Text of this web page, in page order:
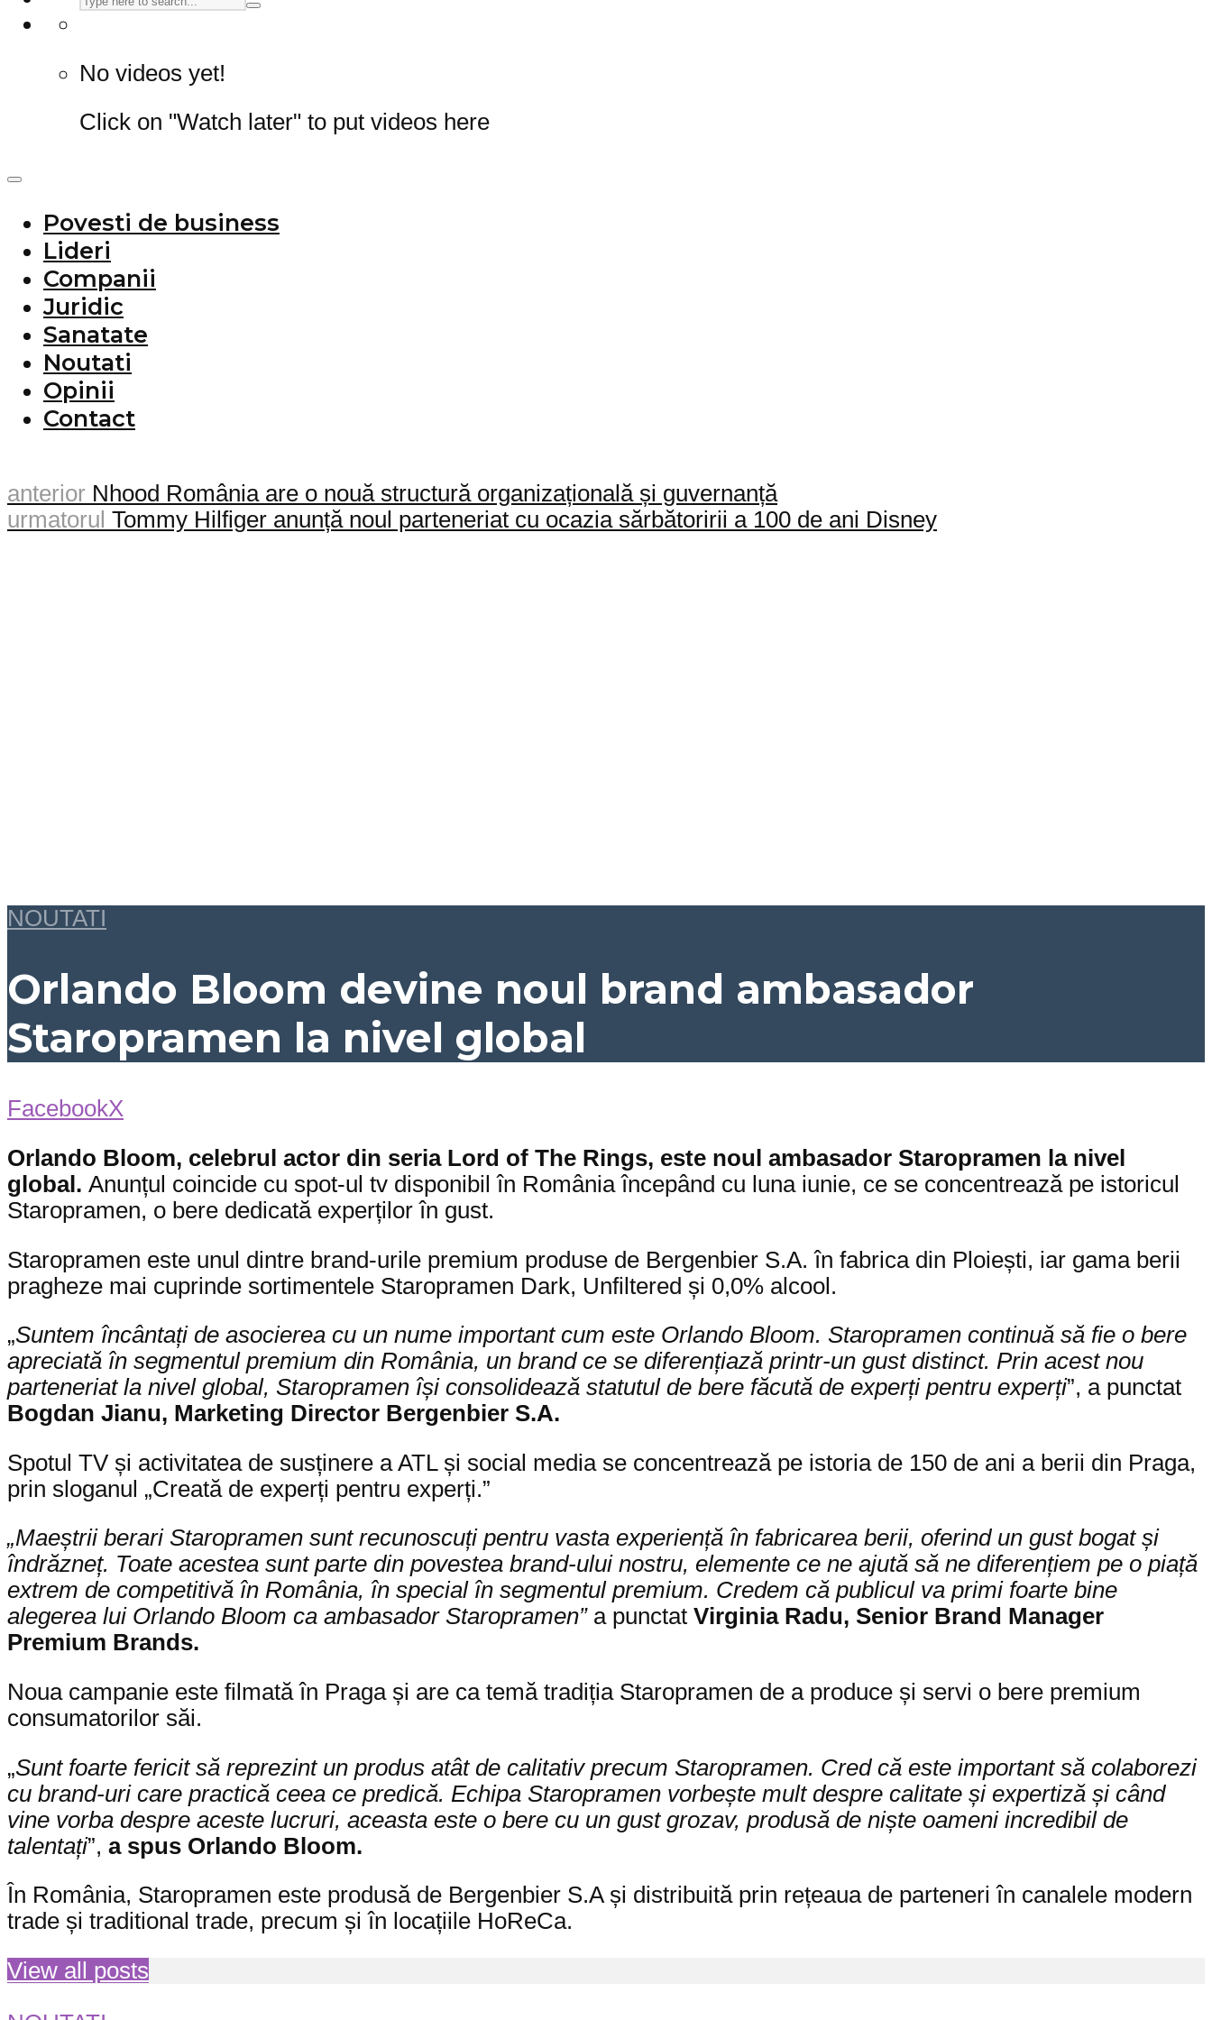
No videos yet!
Click on "Watch later" to put videos here
Povesti de business
Lideri
Companii
Juridic
Sanatate
Noutati
Opinii
Contact
anterior Nhood România are o nouă structură organizațională și guvernanță
urmatorul Tommy Hilfiger anunță noul parteneriat cu ocazia sărbătoririi a 100 de ani Disney
NOUTATI
Orlando Bloom devine noul brand ambasador
Staropramen la nivel global
FacebookX
Orlando Bloom, celebrul actor din seria Lord of The Rings, este noul ambasador Staropramen la nivel
global. Anunțul coincide cu spot-ul tv disponibil în România începând cu luna iunie, ce se concentrează pe istoricul
Staropramen, o bere dedicată experților în gust.
Staropramen este unul dintre brand-urile premium produse de Bergenbier S.A. în fabrica din Ploiești, iar gama berii
pragheze mai cuprinde sortimentele Staropramen Dark, Unfiltered și 0,0% alcool.
„Suntem încântați de asocierea cu un nume important cum este Orlando Bloom. Staropramen continuă să fie o bere
apreciată în segmentul premium din România, un brand ce se diferențiază printr-un gust distinct. Prin acest nou
parteneriat la nivel global, Staropramen își consolidează statutul de bere făcută de experți pentru experți”, a punctat
Bogdan Jianu, Marketing Director Bergenbier S.A.
Spotul TV și activitatea de susținere a ATL și social media se concentrează pe istoria de 150 de ani a berii din Praga,
prin sloganul „Creată de experți pentru experți.”
„Maeștrii berari Staropramen sunt recunoscuți pentru vasta experiență în fabricarea berii, oferind un gust bogat și
îndrăzneț. Toate acestea sunt parte din povestea brand-ului nostru, elemente ce ne ajută să ne diferențiem pe o piață
extrem de competitivă în România, în special în segmentul premium. Credem că publicul va primi foarte bine
alegerea lui Orlando Bloom ca ambasador Staropramen” a punctat Virginia Radu, Senior Brand Manager
Premium Brands.
Noua campanie este filmată în Praga și are ca temă tradiția Staropramen de a produce și servi o bere premium
consumatorilor săi.
„Sunt foarte fericit să reprezint un produs atât de calitativ precum Staropramen. Cred că este important să colaborezi
cu brand-uri care practică ceea ce predică. Echipa Staropramen vorbește mult despre calitate și expertiză și când
vine vorba despre aceste lucruri, aceasta este o bere cu un gust grozav, produsă de niște oameni incredibil de
talentați”, a spus Orlando Bloom.
În România, Staropramen este produsă de Bergenbier S.A și distribuită prin rețeaua de parteneri în canalele modern
trade și traditional trade, precum și în locațiile HoReCa.
View all posts